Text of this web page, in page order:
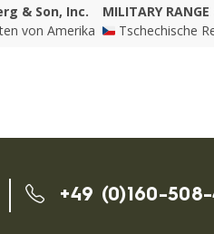
& Son, Inc.
von Amerika
MILITARY
🇨🇿 Tschechische
+49 (0)160-